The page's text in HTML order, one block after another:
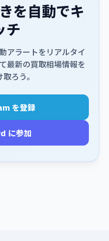
を自動でキ
チ
アラートをリアルタイ
最新の買取相場情報を
ろう。
を登録
に参加